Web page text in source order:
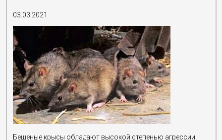
03.03.2021
Бешеные крысы обладают высокой степенью агрессии.